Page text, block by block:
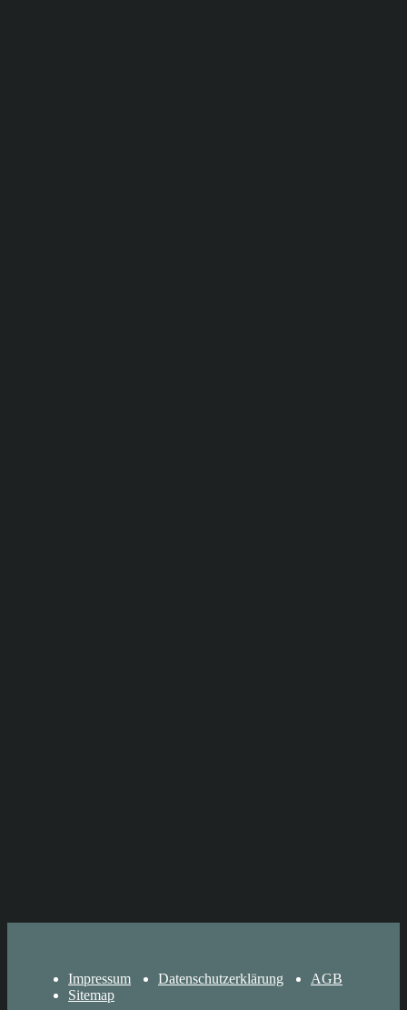
Impressum Datenschutzerklärung
AGB
Sitemap